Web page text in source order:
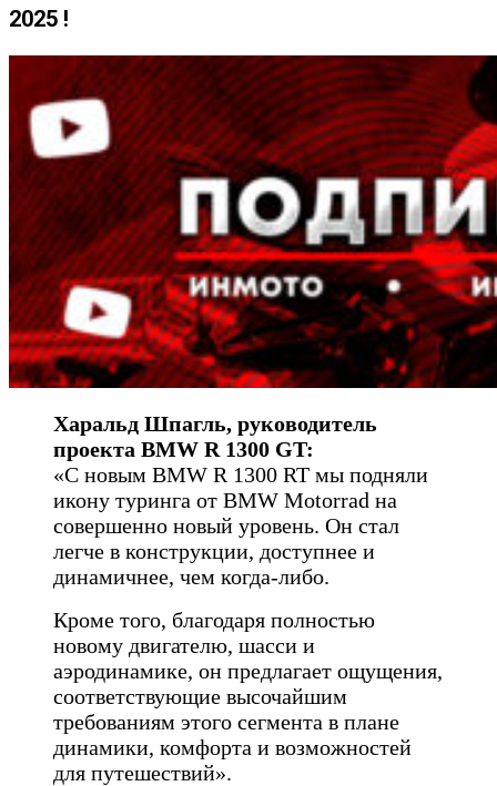
2025 !
Харальд Шпагль, руководитель
проекта BMW R 1300 GT:
«С новым BMW R 1300 RT мы подняли
икону туринга от BMW Motorrad на
совершенно новый уровень. Он стал
легче в конструкции, доступнее и
динамичнее, чем когда-либо.
Кроме того, благодаря полностью
новому двигателю, шасси и
аэродинамике, он предлагает ощущения,
соответствующие высочайшим
требованиям этого сегмента в плане
динамики, комфорта и возможностей
для путешествий».